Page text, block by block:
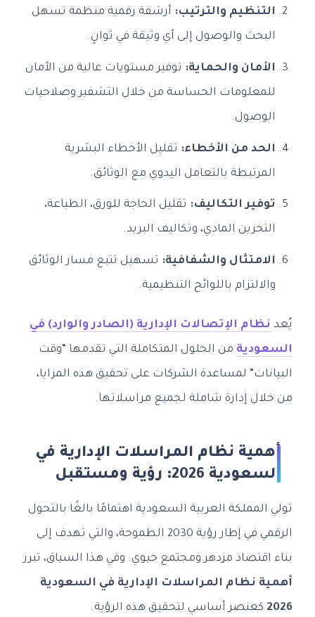
التنظيم والترتيب: أرشفة رقمية منظمة تسهل
البحث والوصول إلى أي وثيقة في ثوانٍ.
الأمان والحماية: توفير مستويات عالية من الأمان
للمعلومات الحساسة من خلال التشفير وصلاحيات
الوصول.
الحد من الأخطاء: تقليل الأخطاء البشرية
المرتبطة بالتعامل اليدوي مع الوثائق.
توفير التكاليف: تقليل الحاجة للورق، الطباعة،
التخزين المادي، وتكاليف البريد.
الامتثال والشفافية: تسهيل تتبع مسار الوثائق
والالتزام باللوائح التنظيمية.
يُعد نظام الإتصالات الإدارية (الصادر والوارد) في
السعودية من الحلول المتكاملة التي تقدمها “وقت
البيانات” لمساعدة الشركات على تحقيق هذه المزايا،
من خلال إدارة شاملة لجميع مراسلاتها.
أهمية نظام المراسلات الإدارية في
السعودية 2026: رؤية ومستقبل
تولي المملكة العربية السعودية اهتمامًا بالغًا بالتحول
الرقمي في إطار رؤية 2030 الطموحة، والتي تهدف إلى
بناء اقتصاد مزدهر ومجتمع حيوي. وفي هذا السياق، تبرز
أهمية نظام المراسلات الإدارية في السعودية
2026 كعنصر أساسي لتحقيق هذه الرؤية.